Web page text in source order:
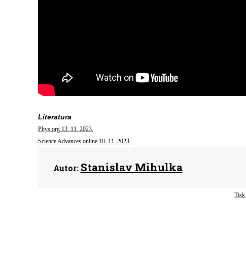
Literatura
Phys.org 13. 11. 2023.
Science Advances online 10. 11. 2023.
Autor: Stanislav Mihulka
Tisk